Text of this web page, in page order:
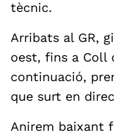
tècnic.
Arribats al GR,
oest, fins a Coll
continuació,
que surt en
Anirem baixant